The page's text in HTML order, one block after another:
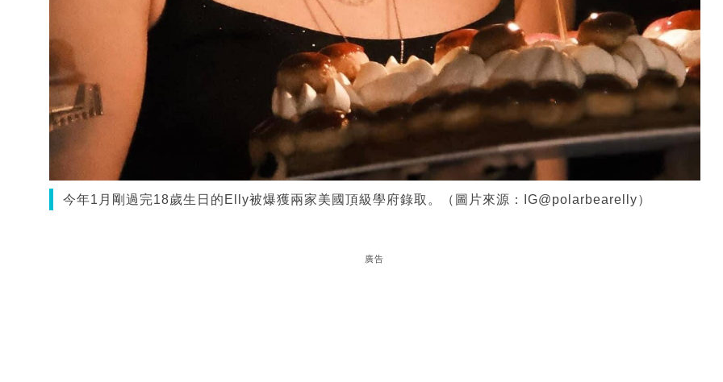
今年1月剛過完18歲生日的Elly被爆獲兩家美國頂級學府錄取。（圖片來源：IG@polarbearelly）
廣告